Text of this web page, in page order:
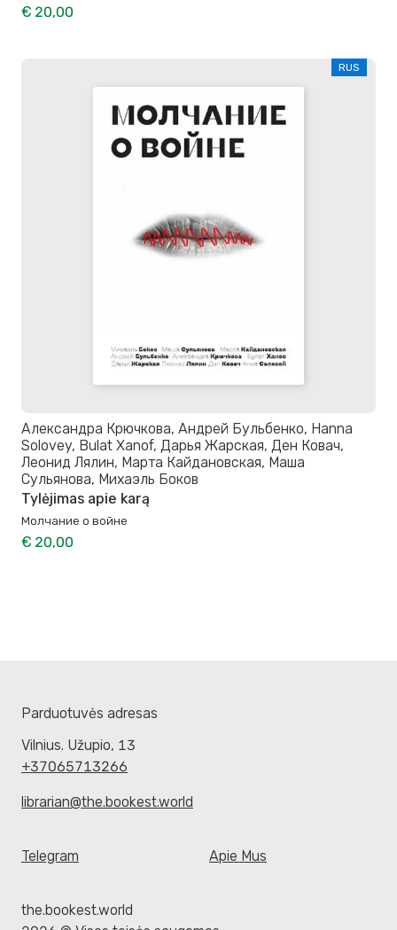
€ 20,00
RUS
Александра Крючкова, Андрей Бульбенко, Hanna
Solovey, Bulat Xanof, Дарья Жарская, Ден Ковач,
Леонид Лялин, Марта Кайдановская, Маша
Сульянова, Михаэль Боков
Tylėjimas apie karą
Молчание о войне
€ 20,00
Parduotuvės adresas
Vilnius. Užupio, 13
+37065713266
librarian@the.bookest.world
Telegram Apie Mus
the.bookest.world